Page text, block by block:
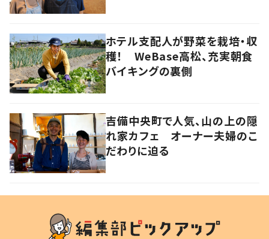
ホテル支配人が野菜を栽培・収
穫！ WeBase高松、充実朝食
バイキングの裏側
吉備中央町で人気、山の上の隠
れ家カフェ オーナー夫婦のこ
だわりに迫る